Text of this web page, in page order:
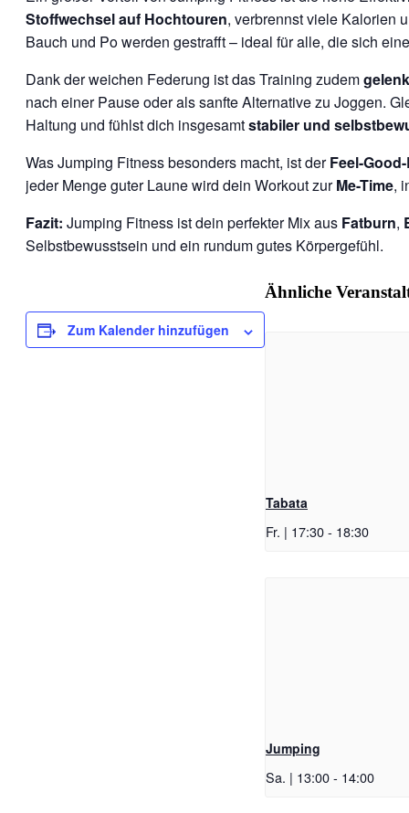
Stoffwechsel auf Hochtouren, verbrennst viele Kalorien
Bauch und Po werden gestrafft – ideal für alle, die sich
Dank der weichen Federung ist das Training zudem
nach einer Pause oder als sanfte Alternative zu Joggen.
Haltung und fühlst dich insgesamtstabiler und
Was Jumping Fitness besonders macht, ist derFeel-
jeder Menge guter Laune wird dein Workout zurMe-Time,
Fazit: Jumping Fitness ist dein perfekter Mix aus Fatburn,
Selbstbewusstsein und ein rundum gutes Körpergefühl.
Zum Kalender hinzufügen
Ähnliche
Tabata
Fr. | 17:30- 18:30
Jumping
Sa. | 13:00- 14:00